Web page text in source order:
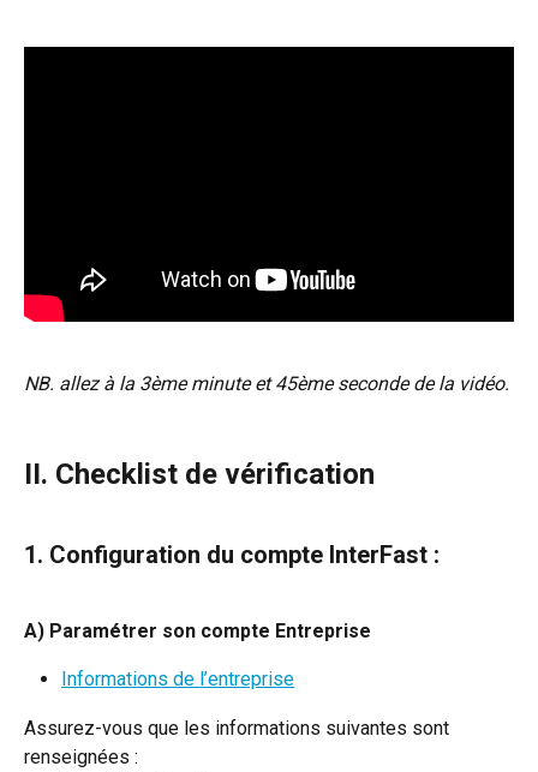
NB. allez à la 3ème minute et 45ème seconde de la vidéo.
II. Checklist de vérification
1. Configuration du compte InterFast :
A) Paramétrer son compte Entreprise
Informations de l’entreprise
Assurez-vous que les informations suivantes sont
renseignées :